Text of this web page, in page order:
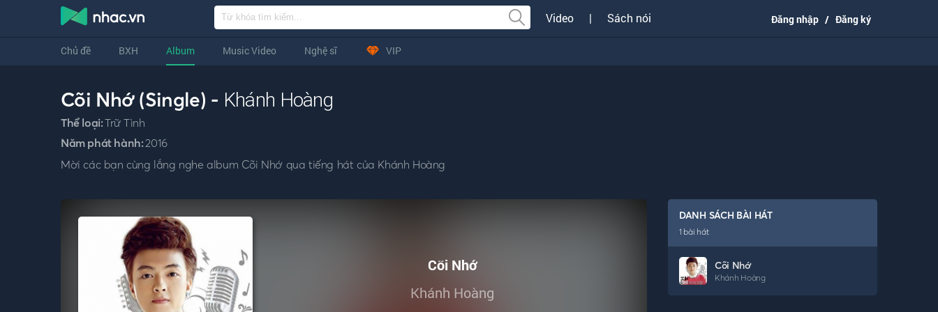
Video | Sách nói Đăng nhập / Đăng ký
Chủ đề BXH Album Music Video Nghệ sĩ VIP
Cõi Nhớ (Single) - Khánh Hoàng
Thể loại:Trữ Tình
Năm phát hành:2016
Mời các bạn cùng lắng nghe album Cõi Nhớ qua tiếng hát của Khánh Hoàng
Cõi Nhớ
Khánh Hoàng
DANH SÁCH BÀI HÁT
1 bài hát
Cõi Nhớ
Khánh Hoàng